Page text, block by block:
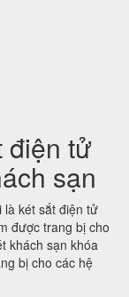
điện tử
sạn
là két sắt điện tử
được trang bị cho
khách sạn khóa
bị cho các hệ